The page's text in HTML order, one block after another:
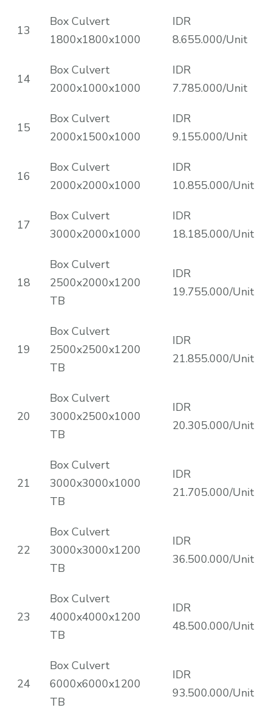
13
Box Culvert
1800x1800x1000
IDR
8.655.000/Unit
14
Box Culvert
2000x1000x1000
IDR
7.785.000/Unit
15
Box Culvert
2000x1500x1000
IDR
9.155.000/Unit
16
Box Culvert
2000x2000x1000
IDR
10.855.000/Unit
17
Box Culvert
3000x2000x1000
IDR
18.185.000/Unit
18
Box Culvert
2500x2000x1200
TB
IDR
19.755.000/Unit
19
Box Culvert
2500x2500x1200
TB
IDR
21.855.000/Unit
20
Box Culvert
3000x2500x1000
TB
IDR
20.305.000/Unit
21
Box Culvert
3000x3000x1000
TB
IDR
21.705.000/Unit
22
Box Culvert
3000x3000x1200
TB
IDR
36.500.000/Unit
23
Box Culvert
4000x4000x1200
TB
IDR
48.500.000/Unit
24
Box Culvert
6000x6000x1200
TB
IDR
93.500.000/Unit